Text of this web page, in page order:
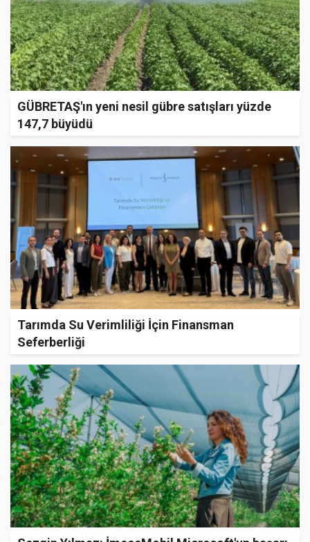
GÜBRETAŞ'ın yeni nesil gübre satışları yüzde
147,7 büyüdü
Tarımda Su Verimliliği İçin Finansman
Seferberliği